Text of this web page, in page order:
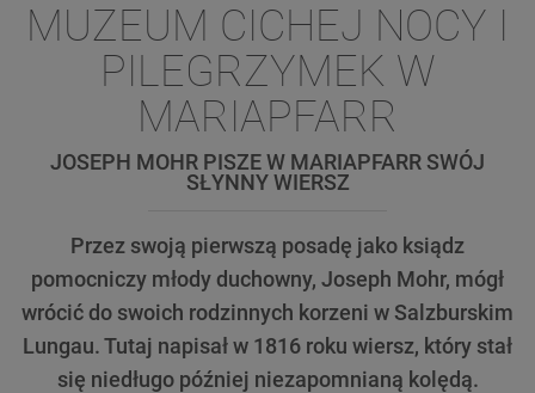
MUZEUM CICHEJ NOCY I
PILEGRZYMEK W
MARIAPFARR
JOSEPH MOHR PISZE W MARIAPFARR SWÓJ
SŁYNNY WIERSZ
Przez swoją pierwszą posadę jako ksiądz
pomocniczy młody duchowny, Joseph Mohr, mógł
wrócić do swoich rodzinnych korzeni w Salzburskim
Lungau. Tutaj napisał w 1816 roku wiersz, który stał
się niedługo później niezapomnianą kolędą.